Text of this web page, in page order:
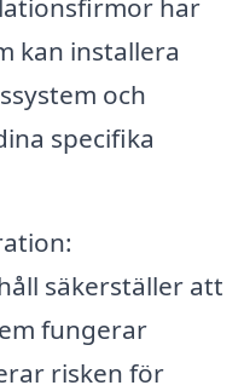
har
kan installera
och
specifika
säkerställer att
fungerar
risken för